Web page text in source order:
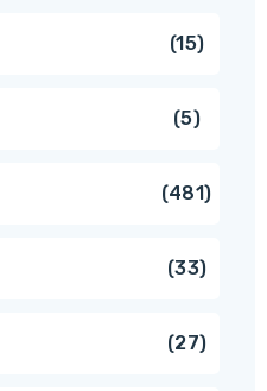
1515
55
481481
3333
2727